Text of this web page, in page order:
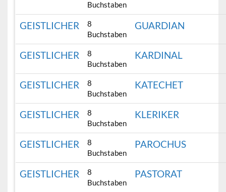
Buchstaben
GEISTLICHER
8
Buchstaben
GUARDIAN
GEISTLICHER
8
Buchstaben
KARDINAL
GEISTLICHER
8
Buchstaben
KATECHET
GEISTLICHER
8
Buchstaben
KLERIKER
GEISTLICHER
8
Buchstaben
PAROCHUS
GEISTLICHER
8
Buchstaben
PASTORAT